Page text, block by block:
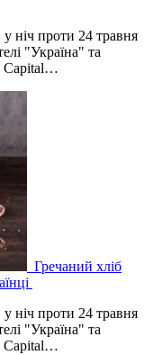
ніч проти 24 травня
"Україна" та
Capital…
Гречаний хліб
ніч проти 24 травня
"Україна" та
Capital…